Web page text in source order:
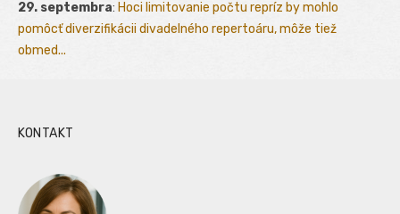
29. septembra: Hoci limitovanie počtu repríz by mohlo
pomôcť diverzifikácii divadelného repertoáru, môže tiež
obmed...
KONTAKT